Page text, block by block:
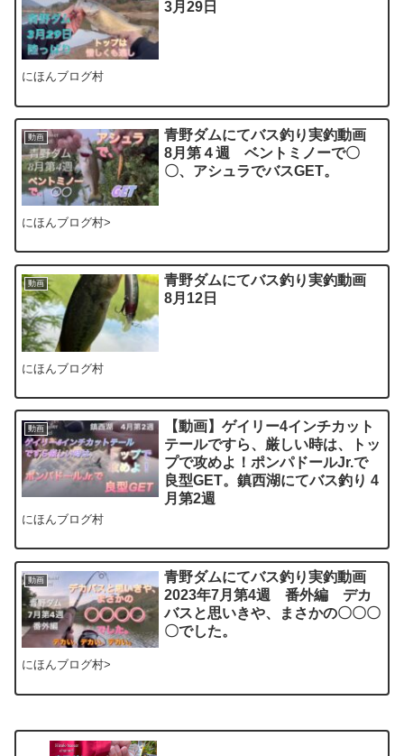
3月29日
にほんブログ村
動画
青野ダムにてバス釣り実釣動画
8月第４週 ベントミノーで〇
〇、アシュラでバスGET。
にほんブログ村>
動画
青野ダムにてバス釣り実釣動画
8月12日
にほんブログ村
動画
【動画】ゲイリー4インチカット
テールですら、厳しい時は、トッ
プで攻めよ！ポンパドールJr.で
良型GET。鎮西湖にてバス釣り 4
月第2週
にほんブログ村
動画
青野ダムにてバス釣り実釣動画
2023年7月第4週 番外編 デカ
バスと思いきや、まさかの〇〇〇
〇でした。
にほんブログ村>